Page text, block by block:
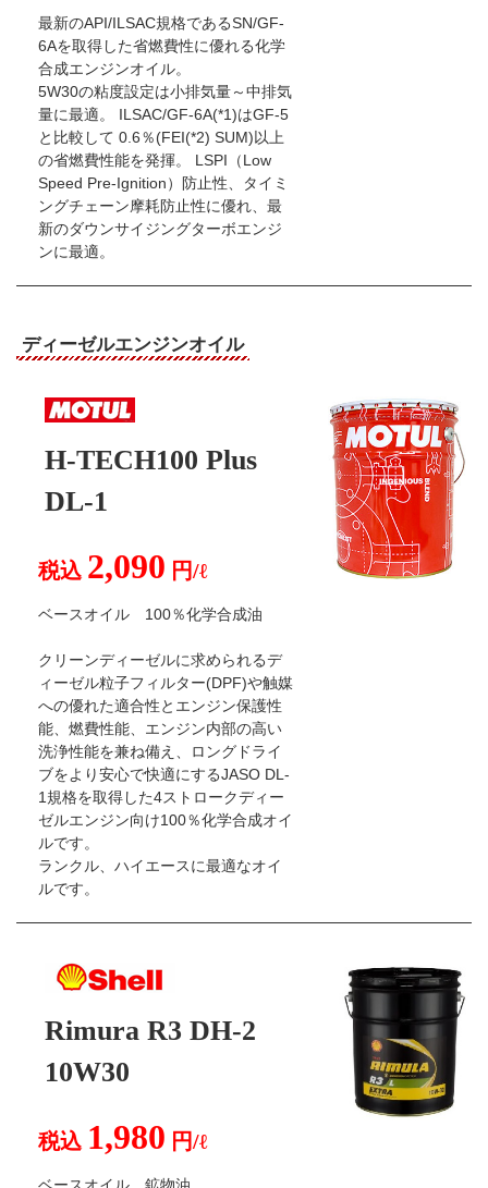
最新のAPI/ILSAC規格であるSN/GF-
6Aを取得した省燃費性に優れる化学
合成エンジンオイル。
5W30の粘度設定は小排気量～中排気
量に最適。 ILSAC/GF-6A(*1)はGF-5
と比較して 0.6％(FEI(*2) SUM)以上
の省燃費性能を発揮。 LSPI（Low
Speed Pre-Ignition）防止性、タイミ
ングチェーン摩耗防止性に優れ、最
新のダウンサイジングターボエンジ
ンに最適。
ディーゼルエンジンオイル
H-TECH100 Plus
DL-1
税込 2,090 円/ℓ
ベースオイル 100％化学合成油
クリーンディーゼルに求められるデ
ィーゼル粒子フィルター(DPF)や触媒
への優れた適合性とエンジン保護性
能、燃費性能、エンジン内部の高い
洗浄性能を兼ね備え、ロングドライ
ブをより安心で快適にするJASO DL-
1規格を取得した4ストロークディー
ゼルエンジン向け100％化学合成オイ
ルです。
ランクル、ハイエースに最適なオイ
ルです。
Rimura R3 DH-2
10W30
税込 1,980 円/ℓ